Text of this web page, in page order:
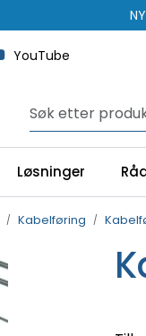
YouTube
Løsninger
Kabelføring